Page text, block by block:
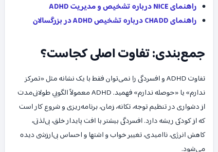
راهنمای NICE درباره تشخیص و مدیریت ADHD
راهنمای CHADD درباره تشخیص ADHD در بزرگسالان
جمع‌بندی: تفاوت اصلی کجاست؟
تفاوت ADHD و افسردگی را نمی‌توان فقط با یک نشانه مثل «تمرکز
ندارم» یا «حوصله ندارم» فهمید. ADHD معمولاً الگویی طولانی‌مدت
از دشواری در تنظیم توجه، تکانه، زمان، برنامه‌ریزی و شروع کار است
که از کودکی ریشه دارد. افسردگی بیشتر با افت پایدار خلق، بی‌لذتی،
کاهش انرژی، ناامیدی، تغییر خواب و اشتها و احساس بی‌ارزشی دیده
می‌شود.